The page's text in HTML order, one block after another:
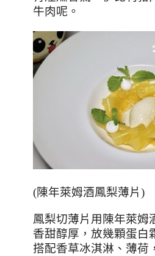
牛肉呢。
(陳年萊姆酒鳳梨薄片)
鳳梨切薄片用陳年萊姆
香甜醇厚，放幾顆蛋白
搭配香草冰淇淋、薄荷